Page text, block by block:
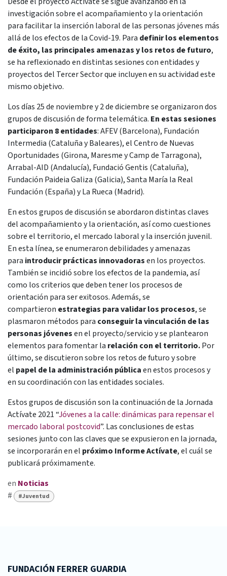
investigación sobre el acompañamiento y la orientación
para facilitar la inserción laboral de las personas jóvenes más
allá de los efectos de la Covid-19. Para definir los elementos
de éxito, las principales amenazas y los retos de futuro,
se ha reflexionado en distintas sesiones con entidades y
proyectos del Tercer Sector que incluyen en su actividad este
mismo objetivo.
Los días 25 de noviembre y 2 de diciembre se organizaron dos
grupos de discusión de forma telemática. En estas sesiones
participaron 8 entidades: AFEV (Barcelona), Fundación
Intermedia (Cataluña y Baleares), el Centro de Nuevas
Oportunidades (Girona, Maresme y Camp de Tarragona),
Arrabal-AID (Andalucía), Fundació Gentis (Cataluña),
Fundación Paideia Galiza (Galicia), Santa María la Real
Fundación (España) y La Rueca (Madrid).
En estos grupos de discusión se abordaron distintas claves
del acompañamiento y la orientación, así como cuestiones
sobre el territorio, el mercado laboral y la inserción juvenil.
En esta línea, se enumeraron debilidades y amenazas
para introducir prácticas innovadorasen los proyectos.
También se incidió sobre los efectos de la pandemia, así
como los criterios que deben tener los procesos de
orientación para ser exitosos. Además, se
compartieron estrategias para validar los procesos, se
plasmaron métodos para conseguir la vinculación de las
personas jóvenesen el proyecto/servicio y se plantearon
elementos para fomentar la relación con el territorio.Por
último, se discutieron sobre los retos de futuro y sobre
el papel de la administración públicaen estos procesos y
en su coordinación con las entidades sociales.
Estos grupos de discusión son la continuación de la Jornada
Actívate 2021 “Jóvenes a la calle: dinámicas para repensar el
mercado laboral postcovid”. Las conclusiones de estas
sesiones junto con las claves que se expusieron en la jornada,
se incorporarán en el próximo Informe Actívate, el cuál se
publicará próximamente.
en Noticias
#
#Juventud
FUNDACIÓN FERRER GUARDIA